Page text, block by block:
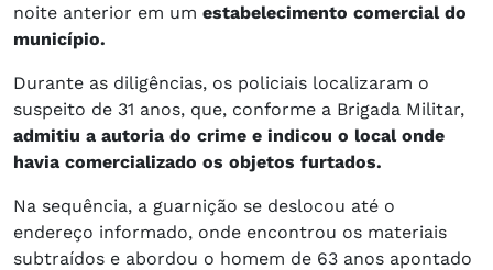
noite anterior em um estabelecimento comercial do
município.
Durante as diligências, os policiais localizaram o
suspeito de 31 anos, que, conforme a Brigada Militar,
admitiu a autoria do crime e indicou o local onde
havia comercializado os objetos furtados.
Na sequência, a guarnição se deslocou até o
endereço informado, onde encontrou os materiais
subtraídos e abordou o homem de 63 anos apontado